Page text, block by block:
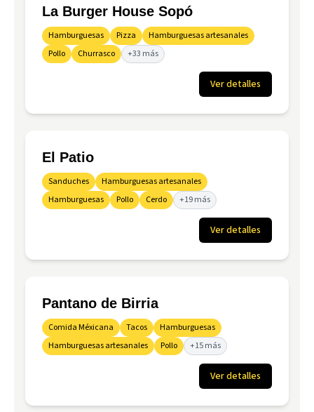
La Burger House Sopó
Hamburguesas Pizza
Hamburguesas artesanales
Pollo
Churrasco +33 más
Ver detalles
El Patio
Sanduches
Hamburguesas artesanales
Hamburguesas
Pollo Cerdo +19 más
Ver detalles
Pantano de Birria
Comida Méxicana Tacos
Hamburguesas
Hamburguesas artesanales
Pollo +15 más
Ver detalles